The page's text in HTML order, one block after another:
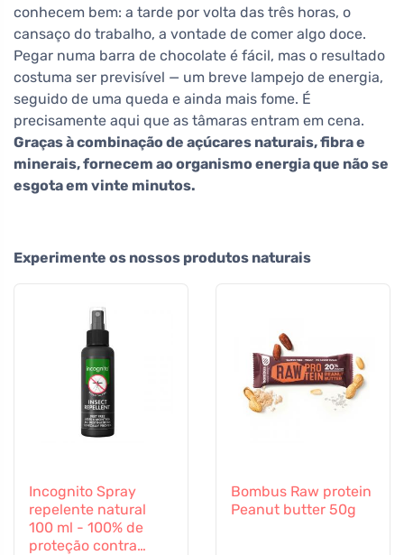
conhecem bem: a tarde por volta das três horas, o
cansaço do trabalho, a vontade de comer algo doce.
Pegar numa barra de chocolate é fácil, mas o resultado
costuma ser previsível — um breve lampejo de energia,
seguido de uma queda e ainda mais fome. É
precisamente aqui que as tâmaras entram em cena.
Graças à combinação de açúcares naturais, fibra e
minerais, fornecem ao organismo energia que não se
esgota em vinte minutos.
Experimente os nossos produtos naturais
Incognito Spray
repelente natural
100 ml - 100% de
proteção contra
Bombus Raw protein
Peanut butter 50g